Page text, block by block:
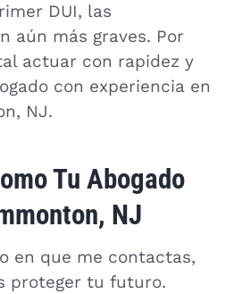
DUI, las
aún más graves. Por
actuar con rapidez y
con experiencia en
NJ.
Tu Abogado
NJ
en que me contactas,
proteger tu futuro.